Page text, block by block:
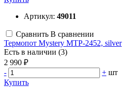
Артикул: 49011
Сравнить В сравнении
Термопот Mystery MTP-2452, silver
Есть в наличии (3)
2 990 ₽
-
+ шт
Купить